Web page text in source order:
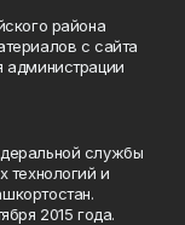
района
с сайта
администрации
службы
технологий и
2015 года.